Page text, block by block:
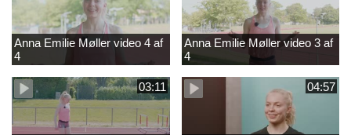
Anna Emilie Møller video 4 af
4
Anna Emilie Møller video 3 af
4
03:11 04:57